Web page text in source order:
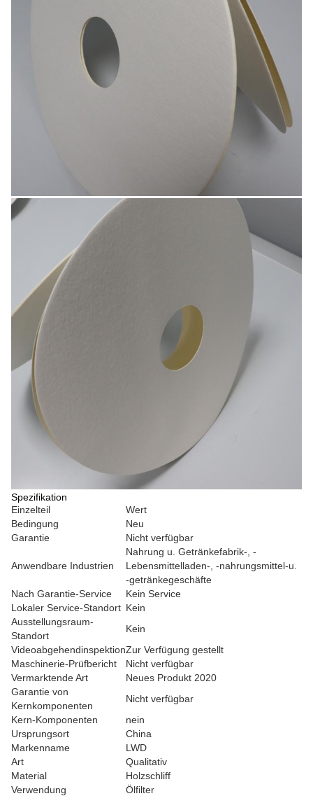
Spezifikation
Einzelteil
Wert
Bedingung
Neu
Garantie
Nicht verfügbar
Anwendbare Industrien
Nahrung u. Getränkefabrik-, -
Lebensmittelladen-, -nahrungsmittel-u.
-getränkegeschäfte
Nach Garantie-Service
Kein Service
Lokaler Service-Standort Kein
Ausstellungsraum-
Standort
Kein
VideoabgehendinspektionZur Verfügung gestellt
Maschinerie-Prüfbericht
Nicht verfügbar
Vermarktende Art
Neues Produkt 2020
Garantie von
Kernkomponenten
Nicht verfügbar
Kern-Komponenten
nein
Ursprungsort
China
Markenname
LWD
Art
Qualitativ
Material
Holzschliff
Verwendung
Ölfilter